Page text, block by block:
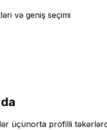
və geniş seçimi
üçünorta profilli